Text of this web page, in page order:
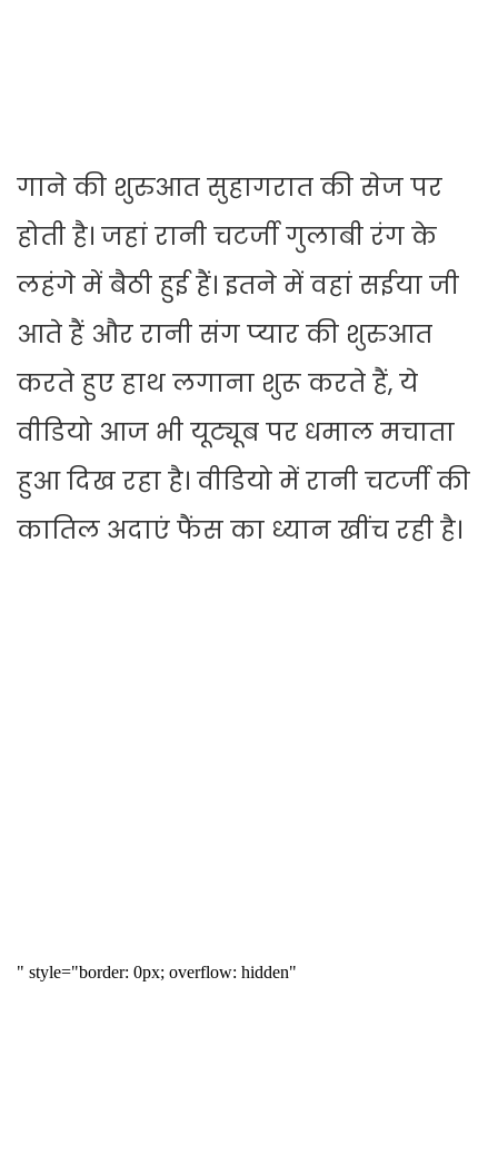
गाने की शुरुआत सुहागरात की सेज पर
होती है। जहां रानी चटर्जी गुलाबी रंग के
लहंगे में बैठी हुई हैं। इतने में वहां सईया जी
आते हैं और रानी संग प्‍यार की शुरुआत
करते हुए हाथ लगाना शुरू करते हैं, ये
वीडियो आज भी यूट्यूब पर धमाल मचाता
हुआ दिख रहा है। वीडियो में रानी चटर्जी की
कातिल अदाएं फैंस का ध्यान खींच रही है।